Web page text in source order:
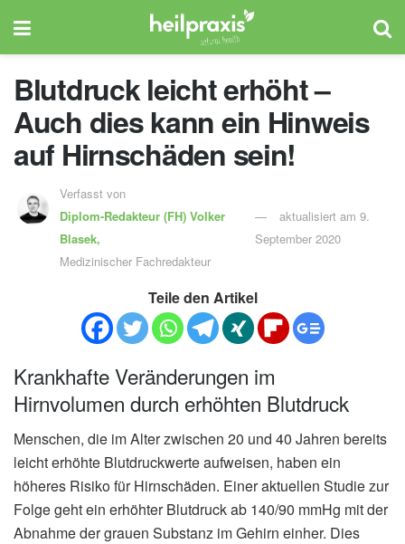
Blutdruck leicht erhöht –
Auch dies kann ein Hinweis
auf Hirnschäden sein!
Verfasst von
Diplom-Redakteur (FH)Volker
Blasek,
Medizinischer Fachredakteur
aktualisiert am 9.
September 2020
Teile den Artikel
Krankhafte Veränderungen im
Hirnvolumen durch erhöhten Blutdruck
Menschen, die im Alter zwischen 20 und 40 Jahren bereits
leicht erhöhte Blutdruckwerte aufweisen, haben ein
höheres Risiko für Hirnschäden. Einer aktuellen Studie zur
Folge geht ein erhöhter Blutdruck ab 140/90 mmHg mit der
Abnahme der grauen Substanz im Gehirn einher. Dies